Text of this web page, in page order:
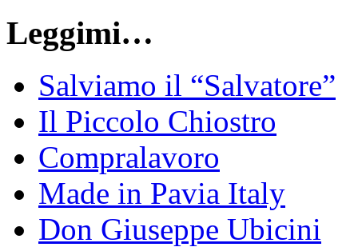
Leggimi…
Salviamo il “Salvatore”
Il Piccolo Chiostro
Compralavoro
Made in Pavia Italy
Don Giuseppe Ubicini